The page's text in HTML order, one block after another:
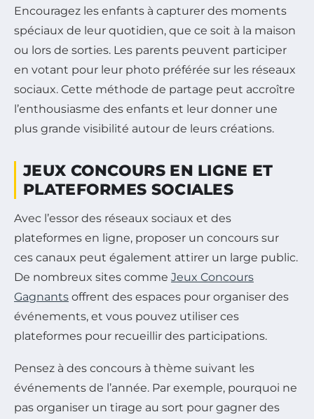
Encouragez les enfants à capturer des moments
spéciaux de leur quotidien, que ce soit à la maison
ou lors de sorties. Les parents peuvent participer
en votant pour leur photo préférée sur les réseaux
sociaux. Cette méthode de partage peut accroître
l’enthousiasme des enfants et leur donner une
plus grande visibilité autour de leurs créations.
JEUX CONCOURS EN LIGNE ET
PLATEFORMES SOCIALES
Avec l’essor des réseaux sociaux et des
plateformes en ligne, proposer un concours sur
ces canaux peut également attirer un large public.
De nombreux sites comme Jeux Concours
Gagnants offrent des espaces pour organiser des
événements, et vous pouvez utiliser ces
plateformes pour recueillir des participations.
Pensez à des concours à thème suivant les
événements de l’année. Par exemple, pourquoi ne
pas organiser un tirage au sort pour gagner des